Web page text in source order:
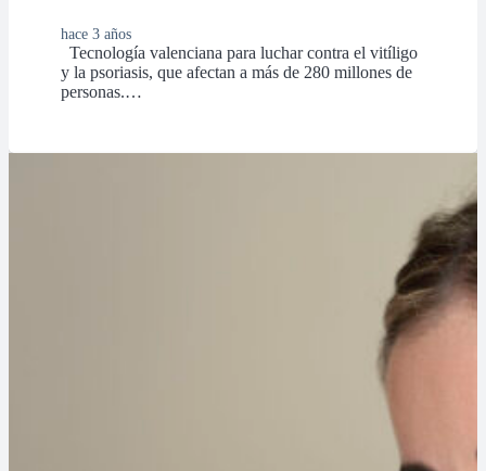
hace 3 años
Tecnología valenciana para luchar contra el vitíligo
y la psoriasis, que afectan a más de 280 millones de
personas.…